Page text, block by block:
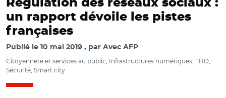
Régulation des réseaux sociaux :
un rapport dévoile les pistes
françaises
Publié le 10 mai 2019 par Avec AFP
Citoyenneté et services au public, Infrastructures numériques, THD,
Sécurité, Smart city